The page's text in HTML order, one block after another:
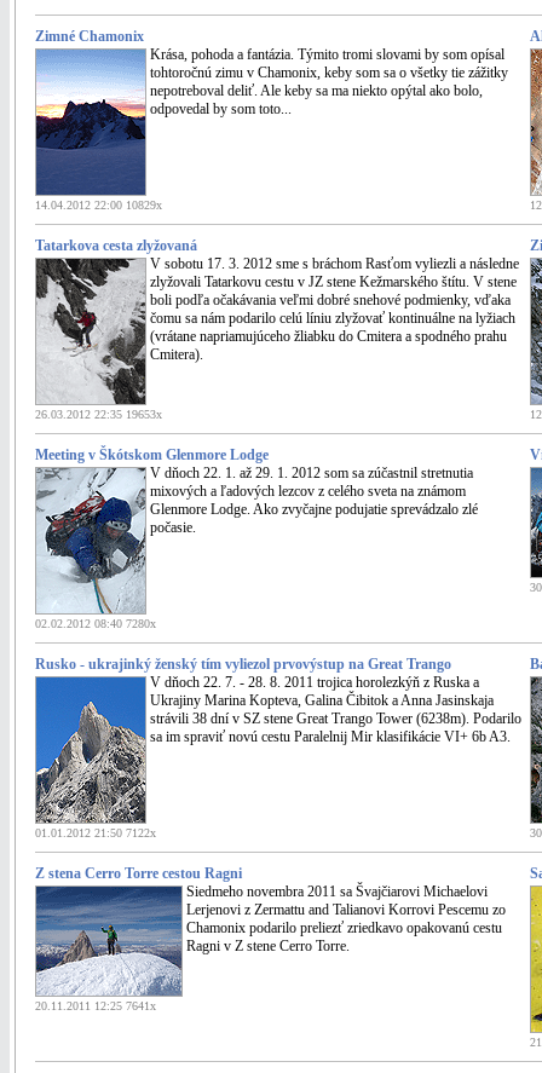
Zimné Chamonix
Krása, pohoda a fantázia. Týmito tromi slovami by som opísal
tohtoročnú zimu v Chamonix, keby som sa o všetky tie zážitky
nepotreboval deliť. Ale keby sa ma niekto opýtal ako bolo,
odpovedal by som toto...
14.04.2012 22:00 10829x
Tatarkova cesta zlyžovaná
V sobotu 17. 3. 2012 sme s bráchom Rasťom vyliezli a následne
zlyžovali Tatarkovu cestu v JZ stene Kežmarského štítu. V stene
boli podľa očakávania veľmi dobré snehové podmienky, vďaka
čomu sa nám podarilo celú líniu zlyžovať kontinuálne na lyžiach
(vrátane napriamujúceho žliabku do Cmitera a spodného prahu
Cmitera).
26.03.2012 22:35 19653x
Meeting v Škótskom Glenmore Lodge
V dňoch 22. 1. až 29. 1. 2012 som sa zúčastnil stretnutia
mixových a ľadových lezcov z celého sveta na známom
Glenmore Lodge. Ako zvyčajne podujatie sprevádzalo zlé
počasie.
02.02.2012 08:40 7280x
Rusko - ukrajinký ženský tím vyliezol prvovýstup na Great Trango
V dňoch 22. 7. - 28. 8. 2011 trojica horolezkýň z Ruska a
Ukrajiny Marina Kopteva, Galina Čibitok a Anna Jasinskaja
strávili 38 dní v SZ stene Great Trango Tower (6238m). Podarilo
sa im spraviť novú cestu Paralelnij Mir klasifikácie VI+ 6b A3.
01.01.2012 21:50 7122x
Z stena Cerro Torre cestou Ragni
Siedmeho novembra 2011 sa Švajčiarovi Michaelovi
Lerjenovi z Zermattu and Talianovi Korrovi Pescemu zo
Chamonix podarilo preliezť zriedkavo opakovanú cestu
Ragni v Z stene Cerro Torre.
20.11.2011 12:25 7641x